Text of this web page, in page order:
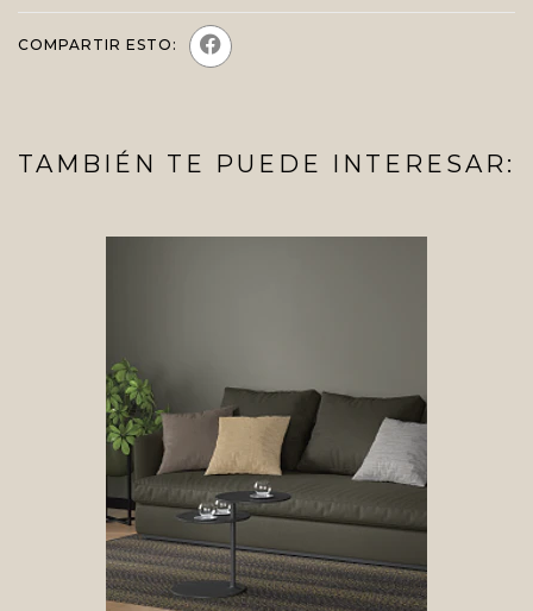
COMPARTIR ESTO:
TAMBIÉN TE PUEDE INTERESAR: